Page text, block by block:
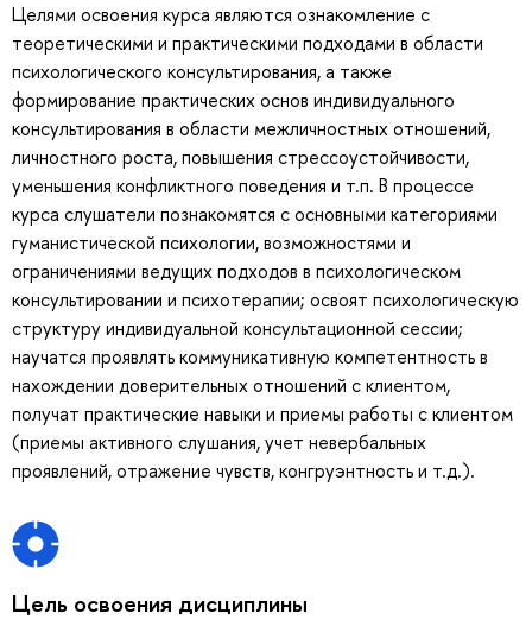
Целями освоения курса являются ознакомление с
теоретическими и практическими подходами в области
психологического консультирования, а также
формирование практических основ индивидуального
консультирования в области межличностных отношений,
личностного роста, повышения стрессоустойчивости,
уменьшения конфликтного поведения и т.п. В процессе
курса слушатели познакомятся с основными категориями
гуманистической психологии, возможностями и
ограничениями ведущих подходов в психологическом
консультировании и психотерапии; освоят психологическую
структуру индивидуальной консультационной сессии;
научатся проявлять коммуникативную компетентность в
нахождении доверительных отношений с клиентом,
получат практические навыки и приемы работы с клиентом
(приемы активного слушания, учет невербальных
проявлений, отражение чувств, конгруэнтность и т.д.).
Цель освоения дисциплины